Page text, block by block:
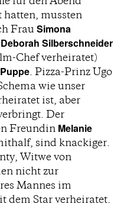
hatten, mussten
Frau Simona
Deborah Silberschneider
Chef verheiratet)
. Pizza-Prinz Ugo
wie unser
ist, aber
Der
Freundin Melanie
sind knackiger.
Witwe von
nicht zur
Mannes im
dem Star verheiratet.